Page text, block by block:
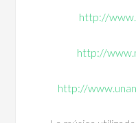
http://
http://
http://